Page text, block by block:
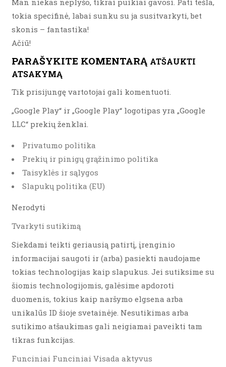
Man niekas neplyšo, tikrai puikiai gavosi. Pati tešla,
tokia specifinė, labai sunku su ja susitvarkyti, bet
skonis – fantastika!
Ačiū!
PARAŠYKITE KOMENTARĄ ATŠAUKTI
ATSAKYMĄ
Tik prisijungę vartotojai gali komentuoti.
„Google Play“ ir „Google Play“ logotipas yra „Google
LLC“ prekių ženklai.
Privatumo politika
Prekių ir pinigų grąžinimo politika
Taisyklės ir sąlygos
Slapukų politika (EU)
Nerodyti
Tvarkyti sutikimą
Siekdami teikti geriausią patirtį, įrenginio
informacijai saugoti ir (arba) pasiekti naudojame
tokias technologijas kaip slapukus. Jei sutiksime su
šiomis technologijomis, galėsime apdoroti
duomenis, tokius kaip naršymo elgsena arba
unikalūs ID šioje svetainėje. Nesutikimas arba
sutikimo atšaukimas gali neigiamai paveikti tam
tikras funkcijas.
Funciniai Funciniai Visada aktyvus